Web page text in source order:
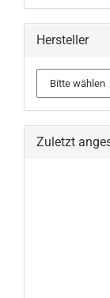
Hersteller
Zuletzt